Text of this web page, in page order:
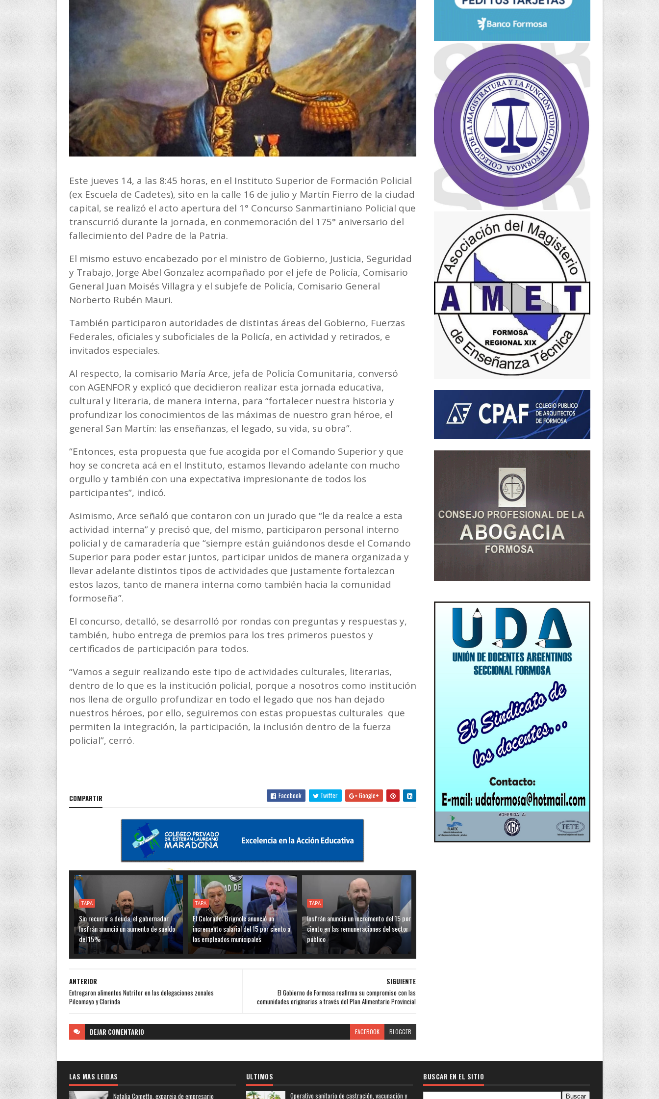
Este jueves 14, a las 8:45 horas, en el Instituto Superior de Formación Policial
(ex Escuela de Cadetes), sito en la calle 16 de julio y Martín Fierro de la ciudad
capital, se realizó el acto apertura del 1° Concurso Sanmartiniano Policial que
transcurrió durante la jornada, en conmemoración del 175° aniversario del
fallecimiento del Padre de la Patria.
El mismo estuvo encabezado por el ministro de Gobierno, Justicia, Seguridad
y Trabajo, Jorge Abel Gonzalez acompañado por el jefe de Policía, Comisario
General Juan Moisés Villagra y el subjefe de Policía, Comisario General
Norberto Rubén Mauri.
También participaron autoridades de distintas áreas del Gobierno, Fuerzas
Federales, oficiales y suboficiales de la Policía, en actividad y retirados, e
invitados especiales.
Al respecto, la comisario María Arce, jefa de Policía Comunitaria, conversó
con AGENFOR y explicó que decidieron realizar esta jornada educativa,
cultural y literaria, de manera interna, para “fortalecer nuestra historia y
profundizar los conocimientos de las máximas de nuestro gran héroe, el
general San Martín: las enseñanzas, el legado, su vida, su obra”.
“Entonces, esta propuesta que fue acogida por el Comando Superior y que
hoy se concreta acá en el Instituto, estamos llevando adelante con mucho
orgullo y también con una expectativa impresionante de todos los
participantes”, indicó.
Asimismo, Arce señaló que contaron con un jurado que “le da realce a esta
actividad interna” y precisó que, del mismo, participaron personal interno
policial y de camaradería que “siempre están guiándonos desde el Comando
Superior para poder estar juntos, participar unidos de manera organizada y
llevar adelante distintos tipos de actividades que justamente fortalezcan
estos lazos, tanto de manera interna como también hacia la comunidad
formoseña”.
El concurso, detalló, se desarrolló por rondas con preguntas y respuestas y,
también, hubo entrega de premios para los tres primeros puestos y
certificados de participación para todos.
“Vamos a seguir realizando este tipo de actividades culturales, literarias,
dentro de lo que es la institución policial, porque a nosotros como institución
nos llena de orgullo profundizar en todo el legado que nos han dejado
nuestros héroes, por ello, seguiremos con estas propuestas culturales que
permiten la integración, la participación, la inclusión dentro de la fuerza
policial”, cerró.
COMPARTIR Facebook Twitter Google+
TAPA
Sin recurrir a deuda, el gobernador
Insfrán anunció un aumento de sueldo
del 15%
TAPA
El Colorado: Brignole anunció un
incremento salarial del 15 por ciento a
los empleados municipales
TAPA
Insfrán anunció un incremento del 15 por
ciento en las remuneraciones del sector
público
SIGUIENTE
El Gobierno de Formosa reafirma su compromiso con las
comunidades originarias a través del Plan Alimentario Provincial
ANTERIOR
Entregaron alimentos Nutrifor en las delegaciones zonales
Pilcomayo y Clorinda
DEJAR COMENTARIO FACEBOOK BLOGGER
LAS MAS LEIDAS
Natalia Cometto, expareja de empresario
ULTIMOS
Operativo sanitario de castración, vacunación y
BUSCAR EN EL SITIO